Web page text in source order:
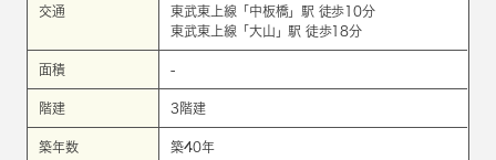
交通
東武東上線 「 中板橋」駅 徒歩10分
東武東上線 「大山 」駅 徒歩18分
面積 -
階建 3階建
築年数 築40年